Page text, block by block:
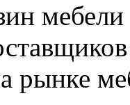
рынке